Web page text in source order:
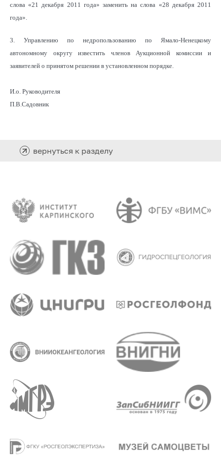
слова «21 декабря 2011 года» заменить на слова «28 декабря 2011
года».
3. Управлению по недропользованию по Ямало-Ненецкому
автономному округу известить членов Аукционной комиссии и
заявителей о принятом решении в установленном порядке.
И.о. Руководителя
П.В.Садовник
вернуться к разделу